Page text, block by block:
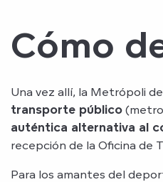
Cómo
Una vez allí, la Metrópoli
transporte público
auténtica alternativa al
recepción de la Oficina de
Para los amantes del